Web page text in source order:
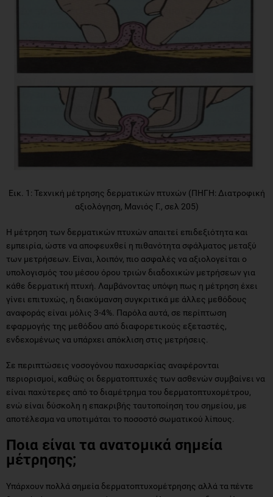
Εικ. 1: Τεχνική μέτρησης δερματικών πτυχών (ΠΗΓΗ: Διατροφική
αξιολόγηση, Μανιός Γ., σελ 205)
Η μέτρηση των δερματικών πτυχών απαιτεί επιδεξιότητα και
εμπειρία, ώστε να αποφευχθεί η πιθανότητα σφάλματος μεταξύ
των μετρήσεων. Είναι, λοιπόν, πιο ασφαλές να αξιολογείται ο
υπολογισμός του μέσου όρου τριών διαδοχικών μετρήσεων για
κάθε δερματική πτυχή. Λαμβάνοντας υπόψη πως η μέτρηση έχει
γίνει επιτυχώς, η διακύμανση συγκριτικά με άλλες μεθόδους
αναφοράς είναι μόλις 3-4%. Παρόλα αυτά, σε περίπτωση
εφαρμογής της μεθόδου από διαφορετικούς εξεταστές,
ενδεχομένως να υπάρχει απόκλιση στις μετρήσεις.
Σε περιπτώσεις νοσογόνου παχυσαρκίας αναφέρονται
περιορισμοί, καθώς οι δερματοπτυχές των ασθενών συμβαίνει να
είναι παχύτερες από το διαμέτρημα του δερματοπτυχομέτρου,
ενώ είναι δύσκολη η επακριβής ταυτοποίηση του σημείου, με
αποτέλεσμα να υποτιμάται το ποσοστό σωματικού λίπους.
Ποια είναι τα ανατομικά σημεία
μέτρησης;
Υπάρχουν πολλά σημεία δερματοπτυχομέτρησης αλλά τα πέντε